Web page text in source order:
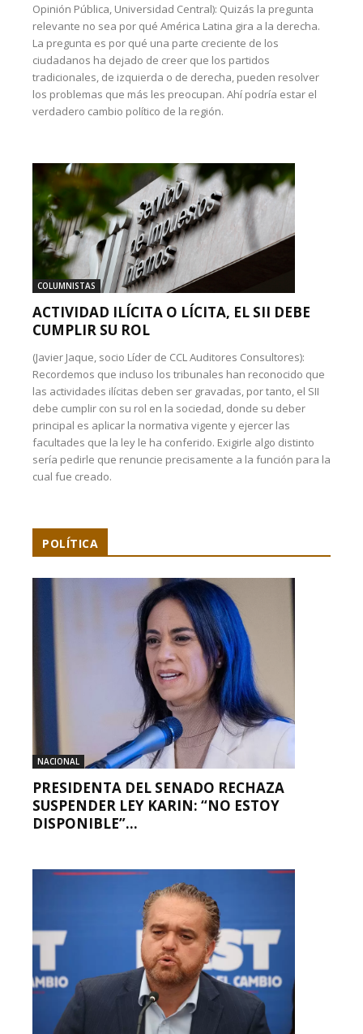
Opinión Pública, Universidad Central): Quizás la pregunta
relevante no sea por qué América Latina gira a la derecha.
La pregunta es por qué una parte creciente de los
ciudadanos ha dejado de creer que los partidos
tradicionales, de izquierda o de derecha, pueden resolver
los problemas que más les preocupan. Ahí podría estar el
verdadero cambio político de la región.
COLUMNISTAS
ACTIVIDAD ILÍCITA O LÍCITA, EL SII DEBE
CUMPLIR SU ROL
(Javier Jaque, socio Líder de CCL Auditores Consultores):
Recordemos que incluso los tribunales han reconocido que
las actividades ilícitas deben ser gravadas, por tanto, el SII
debe cumplir con su rol en la sociedad, donde su deber
principal es aplicar la normativa vigente y ejercer las
facultades que la ley le ha conferido. Exigirle algo distinto
sería pedirle que renuncie precisamente a la función para la
cual fue creado.
POLÍTICA
NACIONAL
PRESIDENTA DEL SENADO RECHAZA
SUSPENDER LEY KARIN: “NO ESTOY
DISPONIBLE”...